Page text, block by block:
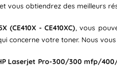
et vous obtiendrez des meilleurs
(CE410X - CE410XC), vous
concerne votre toner. Nous
Laserjet Pro-300/300 mfp/